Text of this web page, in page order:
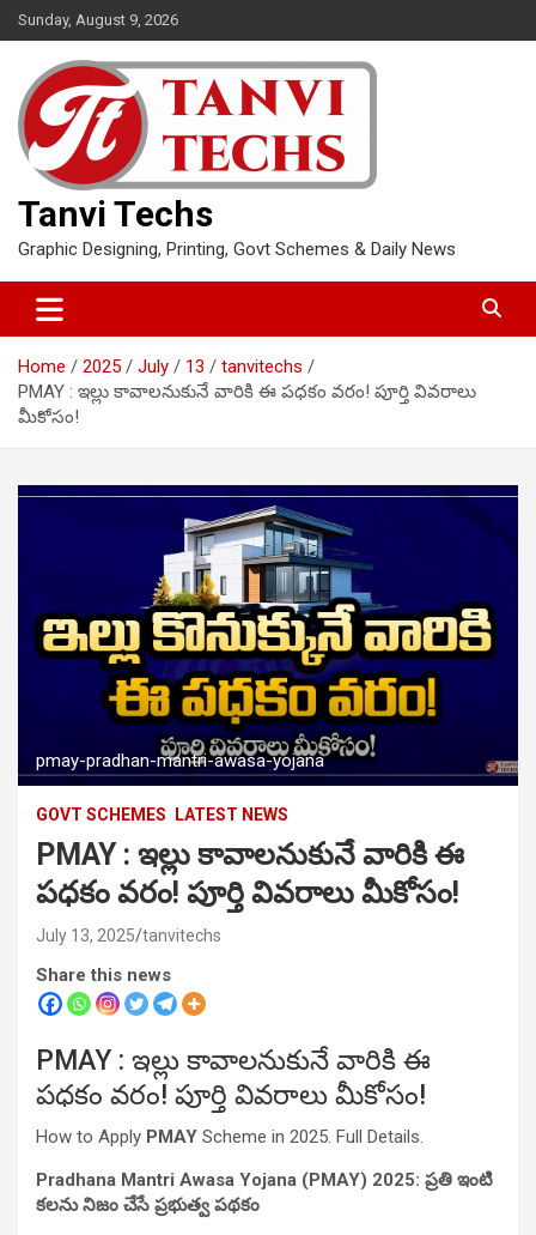
Skip
to
content
Sunday, August 9, 2026
Tanvi Techs
Graphic Designing, Printing, Govt Schemes & Daily News
Home 2025 July 13
tanvitechs
PMAY : ఇల్లు కావాలనుకునే వారికి ఈ పధకం వరం! పూర్తి వివరాలు
మీకోసం!
pmay-pradhan-mantri-awasa-yojana
GOVT SCHEMES LATEST NEWS
PMAY : ఇల్లు కావాలనుకునే వారికి ఈ
పధకం వరం! పూర్తి వివరాలు మీకోసం!
July 13, 2025 tanvitechs
Share this news
PMAY : ఇల్లు కావాలనుకునే వారికి ఈ
పధకం వరం! పూర్తి వివరాలు మీకోసం!
How to Apply PMAY Scheme in 2025. Full Details.
Pradhana Mantri Awasa Yojana (PMAY) 2025: ప్రతి ఇంటి
కలను నిజం చేసే ప్రభుత్వ పథకం